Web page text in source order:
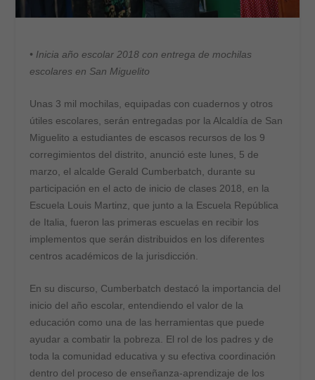
• Inicia año escolar 2018 con entrega de mochilas
escolares en San Miguelito
Unas 3 mil mochilas, equipadas con cuadernos y otros
útiles escolares, serán entregadas por la Alcaldía de San
Miguelito a estudiantes de escasos recursos de los 9
corregimientos del distrito, anunció este lunes, 5 de
marzo, el alcalde Gerald Cumberbatch, durante su
participación en el acto de inicio de clases 2018, en la
Escuela Louis Martinz, que junto a la Escuela República
de Italia, fueron las primeras escuelas en recibir los
implementos que serán distribuidos en los diferentes
centros académicos de la jurisdicción.
En su discurso, Cumberbatch destacó la importancia del
inicio del año escolar, entendiendo el valor de la
educación como una de las herramientas que puede
ayudar a combatir la pobreza. El rol de los padres y de
toda la comunidad educativa y su efectiva coordinación
dentro del proceso de enseñanza-aprendizaje de los